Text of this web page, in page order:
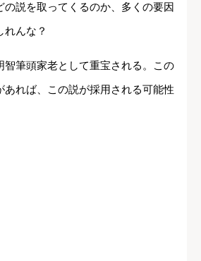
の説を取ってくるのか、多くの要因
れんな？
智筆頭家老として重宝される。この
あれば、この説が採用される可能性